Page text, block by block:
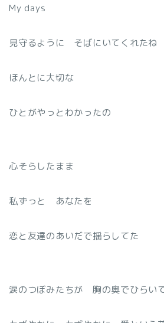
My days
見守るように そばにいてくれたね
ほんとに大切な
ひとがやっとわかったの
心そらしたまま
私ずっと あなたを
恋と友達のあいだで揺らしてた
涙のつぼみたちが 胸の奥でひらい